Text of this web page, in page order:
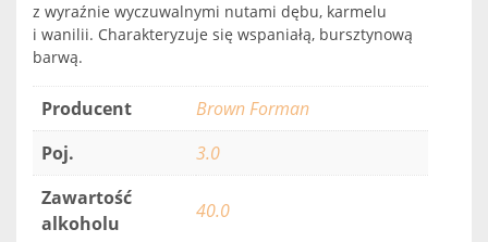
z wyraźnie wyczuwalnymi nutami dębu, karmelu
i wanilii. Charakteryzuje się wspaniałą, bursztynową
barwą.
Producent
Brown Forman
Poj.
3.0
Zawartość
alkoholu
40.0